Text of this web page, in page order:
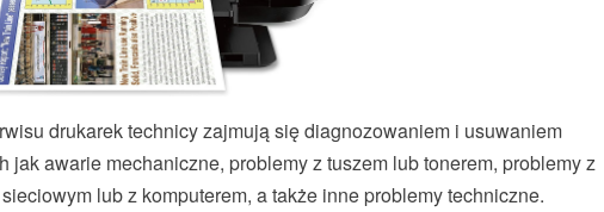
drukarek technicy zajmują się diagnozowaniem i usuwaniem
jak awarie mechaniczne, problemy z tuszem lub tonerem, problemy z
lub z komputerem, a także inne problemy techniczne.